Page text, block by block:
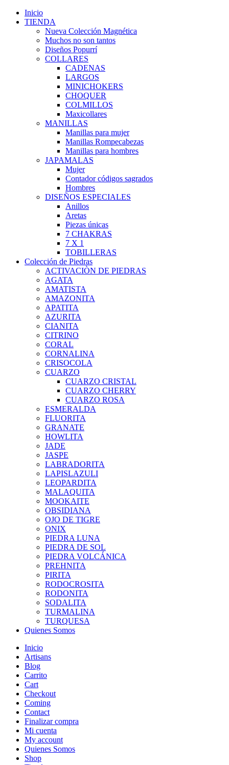
Inicio
TIENDA
Nueva Colección Magnética
Muchos no son tantos
Diseños Popurrí
COLLARES
CADENAS
LARGOS
MINICHOKERS
CHOQUER
COLMILLOS
Maxicollares
MANILLAS
Manillas para mujer
Manillas Rompecabezas
Manillas para hombres
JAPAMALAS
Mujer
Contador códigos sagrados
Hombres
DISEÑOS ESPECIALES
Anillos
Aretas
Piezas únicas
7 CHAKRAS
7 X 1
TOBILLERAS
Colección de Piedras
ACTIVACIÒN DE PIEDRAS
AGATA
AMATISTA
AMAZONITA
APATITA
AZURITA
CIANITA
CITRINO
CORAL
CORNALINA
CRISOCOLA
CUARZO
CUARZO CRISTAL
CUARZO CHERRY
CUARZO ROSA
ESMERALDA
FLUORITA
GRANATE
HOWLITA
JADE
JASPE
LABRADORITA
LAPISLAZULI
LEOPARDITA
MALAQUITA
MOOKAITE
OBSIDIANA
OJO DE TIGRE
ONIX
PIEDRA LUNA
PIEDRA DE SOL
PIEDRA VOLCÁNICA
PREHNITA
PIRITA
RODOCROSITA
RODONITA
SODALITA
TURMALINA
TURQUESA
Quienes Somos
Inicio
Artisans
Blog
Carrito
Cart
Checkout
Coming
Contact
Finalizar compra
Mi cuenta
My account
Quienes Somos
Shop